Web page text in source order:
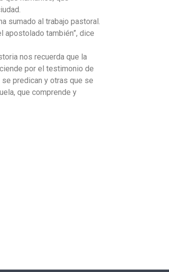
sumado al trabajo pastoral.
apostolado también”, dice
nos recuerda que la
por el testimonio de
predican y otras que se
que comprende y